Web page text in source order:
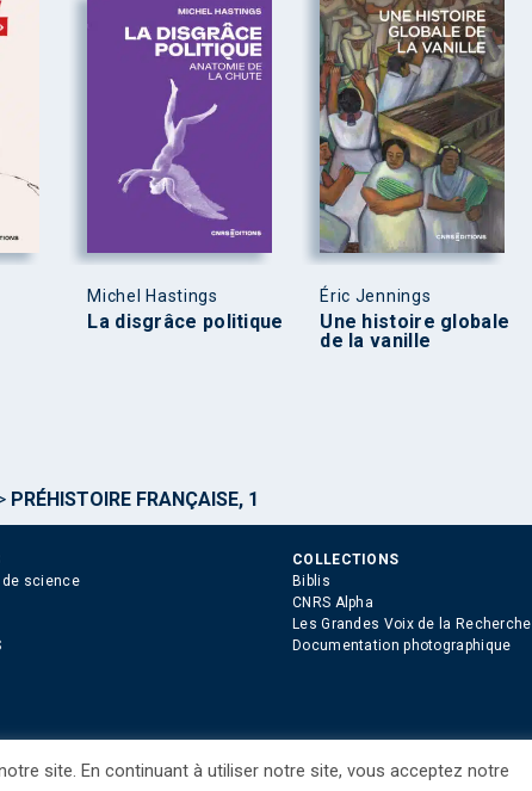
Michel Hastings
La disgrâce politique
Éric Jennings
Une histoire globale
de la vanille
PRÉHISTOIRE FRANÇAISE, 1
de science
COLLECTIONS
Biblis
CNRS Alpha
Les Grandes Voix de la Recherche
Documentation photographique
site. En continuant à utiliser notre site, vous acceptez notre